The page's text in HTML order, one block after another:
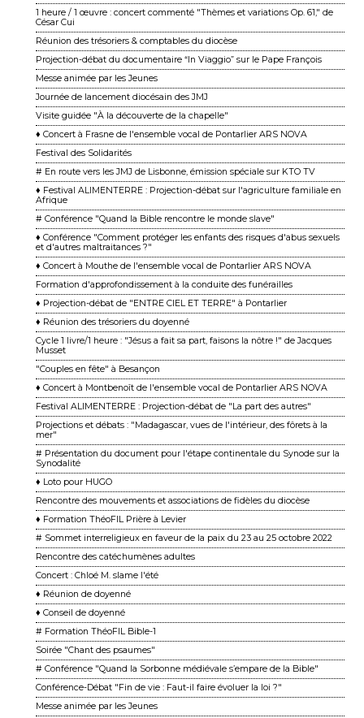
1 heure / 1 œuvre : concert commenté "Thèmes et variations Op. 61," de
César Cui
Réunion des trésoriers & comptables du diocèse
Projection-débat du documentaire “In Viaggio” sur le Pape François
Messe animée par les Jeunes
Journée de lancement diocésain des JMJ
Visite guidée "À la découverte de la chapelle"
♦ Concert à Frasne de l'ensemble vocal de Pontarlier ARS NOVA
Festival des Solidarités
# En route vers les JMJ de Lisbonne, émission spéciale sur KTO TV
♦ Festival ALIMENTERRE : Projection-débat sur l'agriculture familiale en
Afrique
# Conférence "Quand la Bible rencontre le monde slave"
♦ Conférence "Comment protéger les enfants des risques d'abus sexuels
et d'autres maltraitances ?"
♦ Concert à Mouthe de l'ensemble vocal de Pontarlier ARS NOVA
Formation d'approfondissement à la conduite des funérailles
♦ Projection-débat de "ENTRE CIEL ET TERRE" à Pontarlier
♦ Réunion des trésoriers du doyenné
Cycle 1 livre/1 heure : "Jésus a fait sa part, faisons la nôtre !" de Jacques
Musset
"Couples en fête" à Besançon
♦ Concert à Montbenoît de l'ensemble vocal de Pontarlier ARS NOVA
Festival ALIMENTERRE : Projection-débat de "La part des autres"
Projections et débats : "Madagascar, vues de l'intérieur, des fôrets à la
mer"
# Présentation du document pour l'étape continentale du Synode sur la
Synodalité
♦ Loto pour HUGO
Rencontre des mouvements et associations de fidèles du diocèse
♦ Formation ThéoFIL Prière à Levier
# Sommet interreligieux en faveur de la paix du 23 au 25 octobre 2022
Rencontre des catéchumènes adultes
Concert : Chloé M. slame l'été
♦ Réunion de doyenné
♦ Conseil de doyenné
# Formation ThéoFIL Bible-1
Soirée "Chant des psaumes"
# Conférence "Quand la Sorbonne médiévale s’empare de la Bible"
Conférence-Débat "Fin de vie : Faut-il faire évoluer la loi ?"
Messe animée par les Jeunes